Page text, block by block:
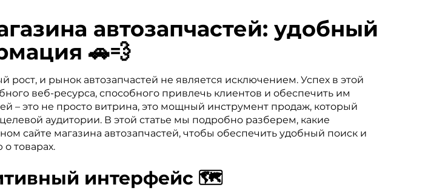
автозапчастей: удобный
🚗💨
и рынок автозапчастей не является исключением. Успех в этой
веб-ресурса, способного привлечь клиентов и обеспечить им
– это не просто витрина, это мощный инструмент продаж, который
аудитории. В этой статье мы подробно разберем, какие
сайте магазина автозапчастей, чтобы обеспечить удобный поиск и
товарах.
интерфейс 🗺️